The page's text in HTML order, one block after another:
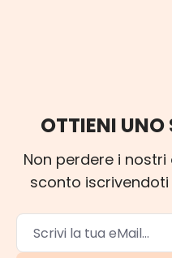
OTTIENI UNO
Non perdere i
sconto